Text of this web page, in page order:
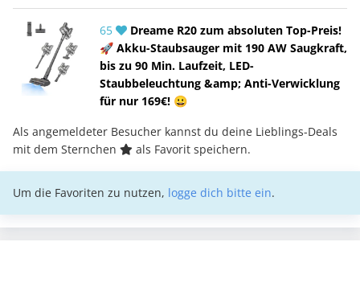
65
Dreame R20 zum absoluten Top-Preis!
🚀 Akku-Staubsauger mit 190 AW Saugkraft,
bis zu 90 Min. Laufzeit, LED-
Staubbeleuchtung &amp; Anti-Verwicklung
für nur 169€! 😀
Als angemeldeter Besucher kannst du deine Lieblings-Deals
mit dem Sternchen
als Favorit speichern.
Um die Favoriten zu nutzen, logge dich bitte ein.